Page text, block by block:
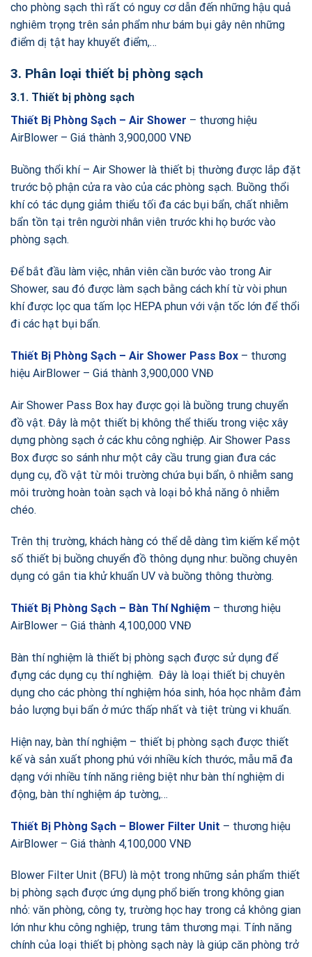
cho phòng sạch thì rất có nguy cơ dẫn đến những hậu quả
nghiêm trọng trên sản phẩm như bám bụi gây nên những
điểm dị tật hay khuyết điểm,…
3. Phân loại thiết bị phòng sạch
3.1. Thiết bị phòng sạch
Thiết Bị Phòng Sạch – Air Shower – thương hiệu
AirBlower – Giá thành 3,900,000 VNĐ
Buồng thổi khí – Air Shower là thiết bị thường được lắp đặt
trước bộ phận cửa ra vào của các phòng sạch. Buồng thổi
khí có tác dụng giảm thiểu tối đa các bụi bẩn, chất nhiễm
bẩn tồn tại trên người nhân viên trước khi họ bước vào
phòng sạch.
Để bắt đầu làm việc, nhân viên cần bước vào trong Air
Shower, sau đó được làm sạch bằng cách khí từ vòi phun
khí được lọc qua tấm lọc HEPA phun với vận tốc lớn để thổi
đi các hạt bụi bẩn.
Thiết Bị Phòng Sạch – Air Shower Pass Box – thương
hiệu AirBlower – Giá thành 3,900,000 VNĐ
Air Shower Pass Box hay được gọi là buồng trung chuyển
đồ vật. Đây là một thiết bị không thể thiếu trong việc xây
dựng phòng sạch ở các khu công nghiệp. Air Shower Pass
Box được so sánh như một cây cầu trung gian đưa các
dụng cụ, đồ vật từ môi trường chứa bụi bẩn, ô nhiễm sang
môi trường hoàn toàn sạch và loại bỏ khả năng ô nhiễm
chéo.
Trên thị trường, khách hàng có thể dễ dàng tìm kiếm kể một
số thiết bị buồng chuyển đồ thông dụng như: buồng chuyên
dụng có gắn tia khử khuẩn UV và buồng thông thường.
Thiết Bị Phòng Sạch – Bàn Thí Nghiệm – thương hiệu
AirBlower – Giá thành 4,100,000 VNĐ
Bàn thí nghiệm là thiết bị phòng sạch được sử dụng để
đựng các dụng cụ thí nghiệm. Đây là loại thiết bị chuyên
dụng cho các phòng thí nghiệm hóa sinh, hóa học nhằm đảm
bảo lượng bụi bẩn ở mức thấp nhất và tiệt trùng vi khuẩn.
Hiện nay, bàn thí nghiệm – thiết bị phòng sạch được thiết
kế và sản xuất phong phú với nhiều kích thước, mẫu mã đa
dạng với nhiều tính năng riêng biệt như bàn thí nghiệm di
động, bàn thí nghiệm áp tường,…
Thiết Bị Phòng Sạch – Blower Filter Unit – thương hiệu
AirBlower – Giá thành 4,100,000 VNĐ
Blower Filter Unit (BFU) là một trong những sản phẩm thiết
bị phòng sạch được ứng dụng phổ biến trong không gian
nhỏ: văn phòng, công ty, trường học hay trong cả không gian
lớn như khu công nghiệp, trung tâm thương mại. Tính năng
chính của loại thiết bị phòng sạch này là giúp căn phòng trở